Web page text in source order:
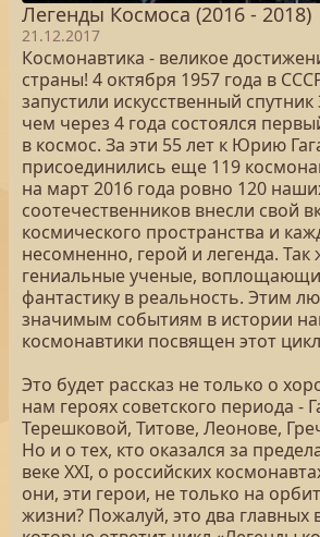
Легенды Космоса (2016 - 2018)
21.12.2017
Космонавтика - великое
страны! 4 октября 1957 года в
запустили искусственный
чем через 4 года состоялся
в космос. За эти 55 лет к Юрию
присоединились еще 119
на март 2016 года ровно 120
соотечественников внесли свой
космического пространства и
несомненно, герой и легенда. Так
гениальные ученые,
фантастику в реальность. Этим
значимым событиям в истории
космонавтики посвящен этот
Это будет рассказ не только о
нам героях советского периода -
Терешковой, Титове, Леонове,
Но и о тех, кто оказался за
веке XXI, о российских
они, эти герои, не только на
жизни? Пожалуй, это два главных